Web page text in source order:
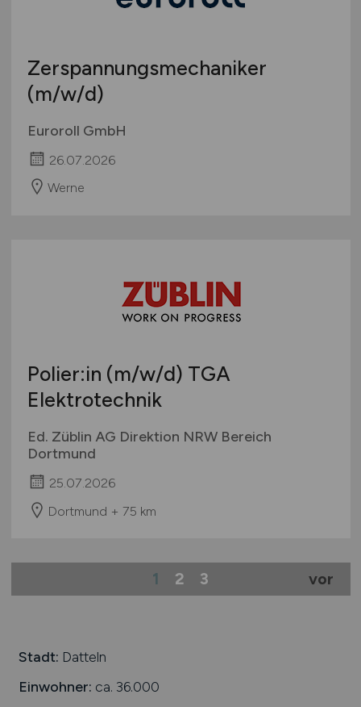
Zerspannungsmechaniker
(m/w/d)
Euroroll GmbH
26.07.2026
Werne
Polier:in (m/w/d) TGA
Elektrotechnik
Ed. Züblin AG Direktion NRW Bereich
Dortmund
25.07.2026
Dortmund + 75 km
1 2 3 vor
Stadt: Datteln
Einwohner: ca. 36.000